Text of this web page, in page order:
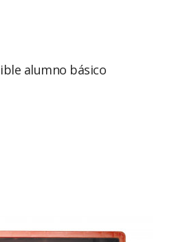
alumno básico